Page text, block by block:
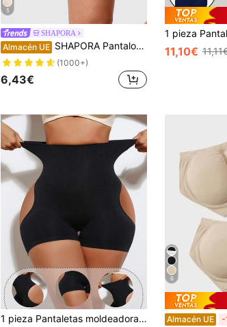
5
SHAPORA
Almacén UE SHAPORA Pantalones Cortos De Modelado De Cintura Con Control De Barriga Y Levantamiento De Glúteos De Color Sólido
(1000+)
6,43€
11,10€
1 pieza Pantaletas moldeadoras negras, pantis ajustados que dan forma al Body, cómodos y con control de abdomen
6
Almacén UE -